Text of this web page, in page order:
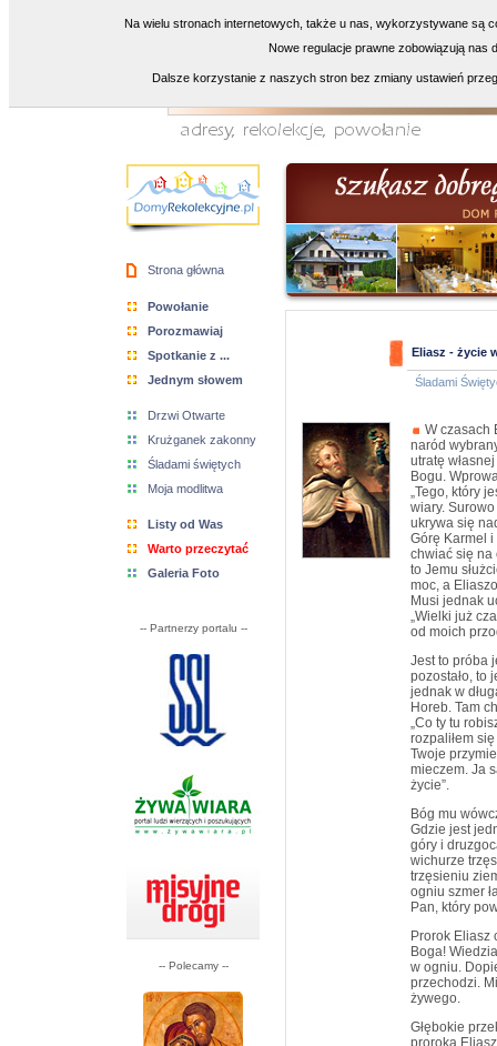
Strona główna
Powołanie
Porozmawiaj
Spotkanie z ...
Jednym słowem
Drzwi Otwarte
Krużganek zakonny
Śladami świętych
Moja modlitwa
Listy od Was
Warto przeczytać
Galeria Foto
-- Partnerzy portalu --
-- Polecamy --
Eliasz - życie
Śladami
W czasach
naród
utratę
Bogu.
„Tego, który
wiary.
ukrywa się
Górę Karmel i
chwiać się na
to Jemu
moc, a
Musi jednak
„Wielki już
od moich
Jest to próba
pozostało, to
jednak w
Horeb. Tam
„Co ty tu
rozpaliłem
Twoje
mieczem. Ja
życie”.
Bóg mu
Gdzie jest
góry i
wichurze
trzęsieniu
ogniu szmer
Pan, który
Prorok Eliasz
Boga!
w ogniu.
przechodzi.
żywego.
Głębokie
proroka
Na wielu stronach internetowych, także u nas, wykorzystywane są
Nowe regulacje prawne zobowiązują nas
Dalsze korzystanie z naszych stron bez zmiany ustawień